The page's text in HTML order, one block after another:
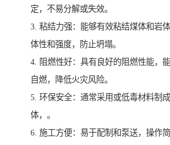
定，不易分解或失效。
3. 粘结力强：能够有效粘结煤体和岩
体性和强度，防止坍塌。
4. 阻燃性好：具有良好的阻燃性能，
自燃，降低火灾风险。
5. 环保安全：通常采用或低毒材料制
体，。
6. 施工方便：易于配制和泵送，操作